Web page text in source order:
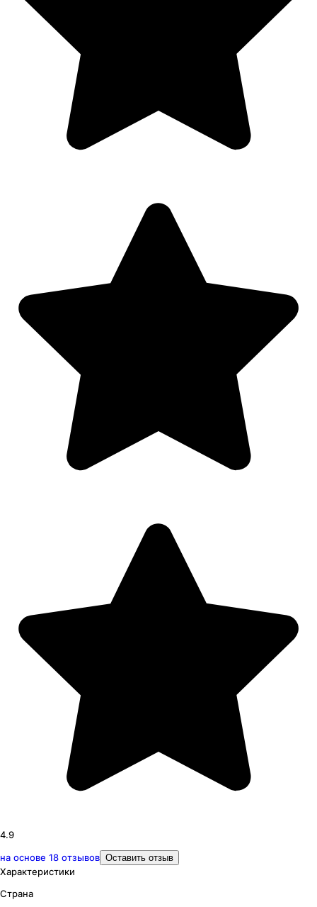
4.9
на основе 18 отзывов Оставить отзыв
Характеристики
Страна